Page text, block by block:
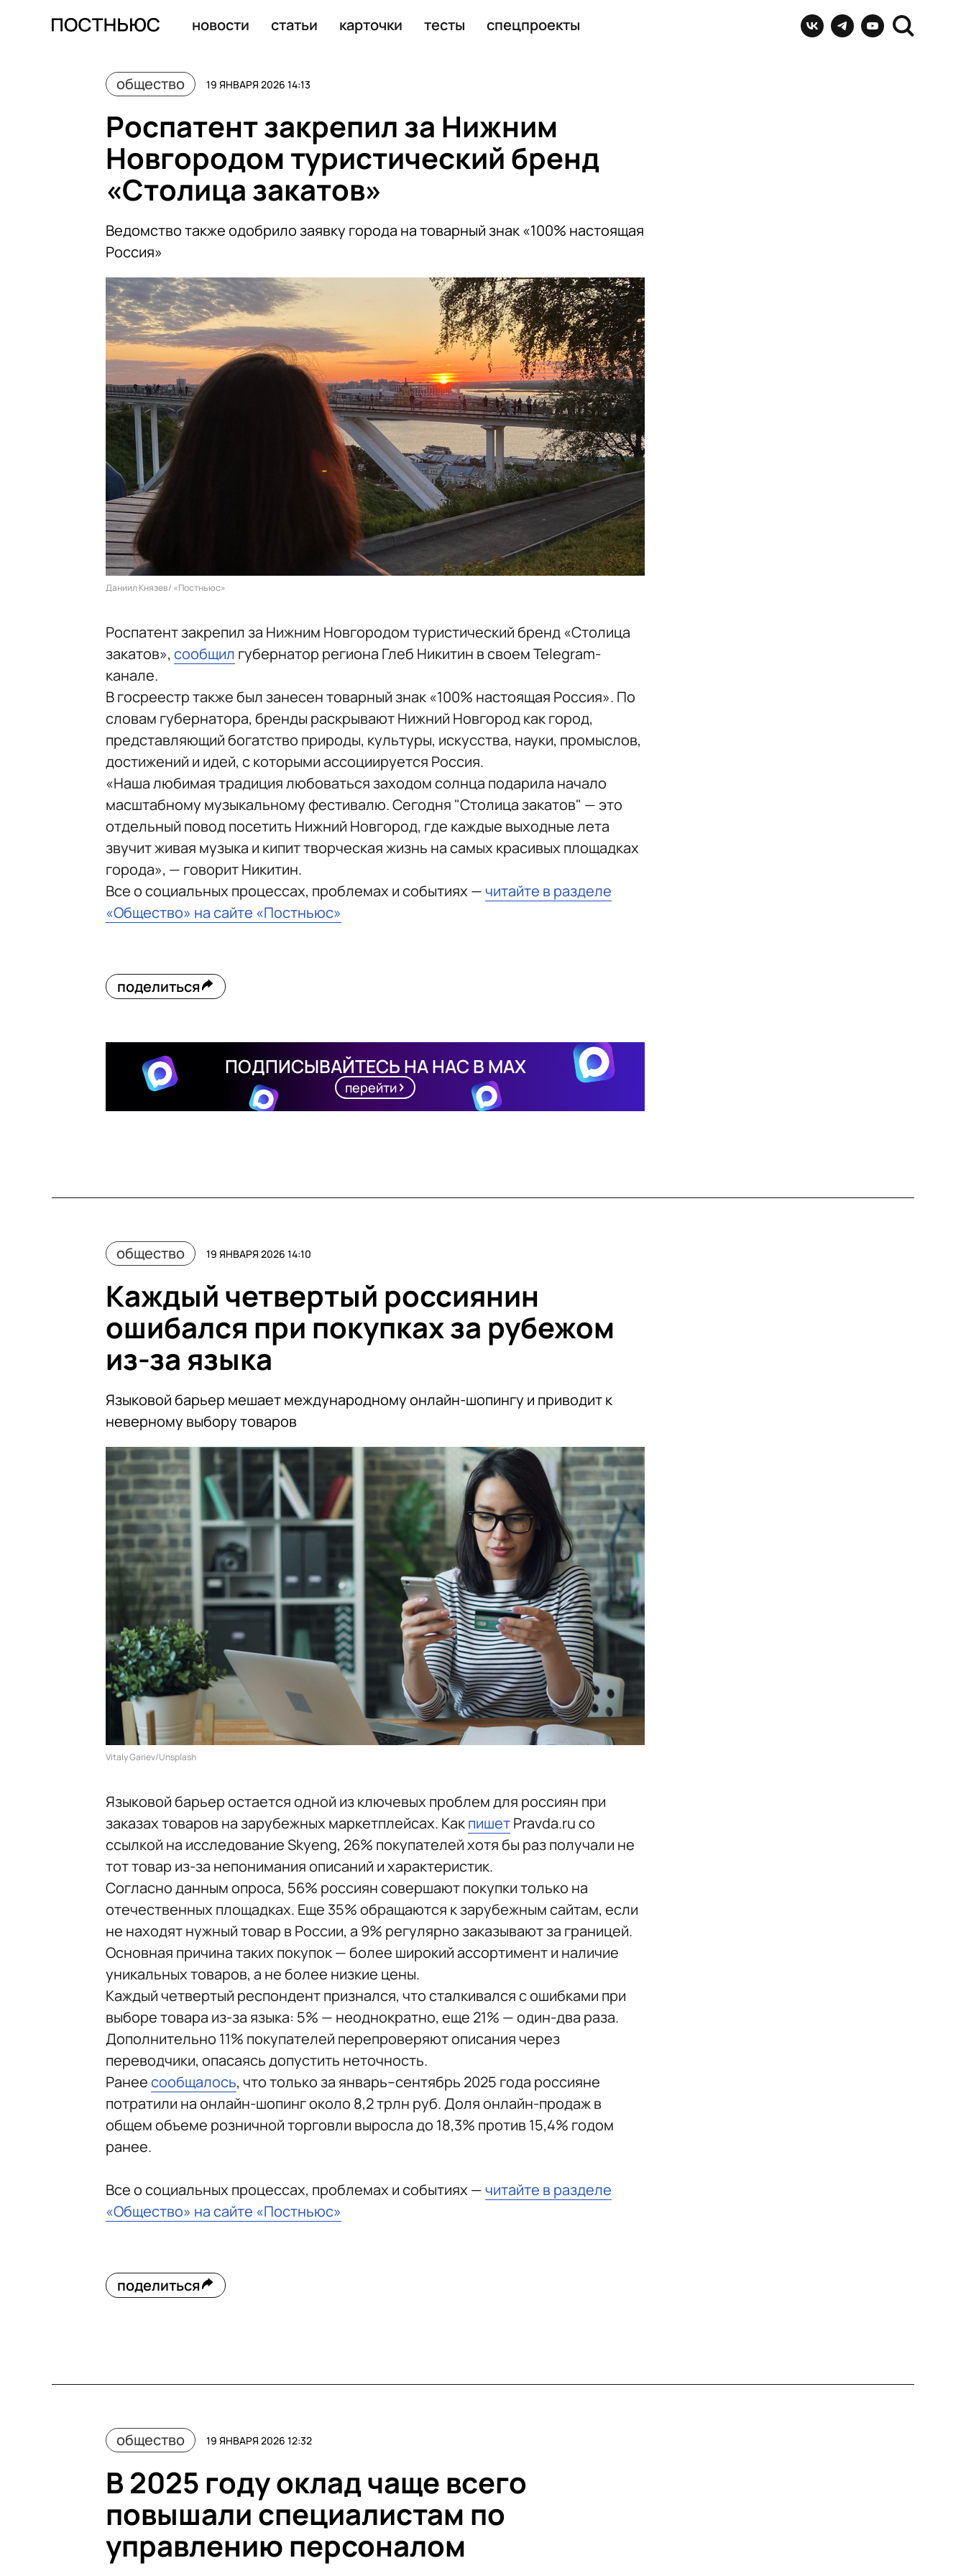
новости статьи карточки тесты спецпроекты
общество 19 ЯНВАРЯ 2026 14:13
Роспатент закрепил за Нижним
Новгородом туристический бренд
«Столица закатов»
Ведомство также одобрило заявку города на товарный знак «100% настоящая
Россия»
Даниил Князев/ «Постньюс»
Роспатент закрепил за Нижним Новгородом туристический бренд «Столица
закатов», сообщил губернатор региона Глеб Никитин в своем Telegram-
канале.
В госреестр также был занесен товарный знак «100% настоящая Россия». По
словам губернатора, бренды раскрывают Нижний Новгород как город,
представляющий богатство природы, культуры, искусства, науки, промыслов,
достижений и идей, с которыми ассоциируется Россия.
«Наша любимая традиция любоваться заходом солнца подарила начало
масштабному музыкальному фестивалю. Сегодня "Столица закатов" — это
отдельный повод посетить Нижний Новгород, где каждые выходные лета
звучит живая музыка и кипит творческая жизнь на самых красивых площадках
города», — говорит Никитин.
Все о социальных процессах, проблемах и событиях —читайте в разделе
«Общество» на сайте «Постньюс»
поделиться
ПОДПИСЫВАЙТЕСЬ НА НАС В MAX
перейти
общество 19 ЯНВАРЯ 2026 14:10
Каждый четвертый россиянин
ошибался при покупках за рубежом
из-за языка
Языковой барьер мешает международному онлайн-шопингу и приводит к
неверному выбору товаров
Vitaly Gariev/Unsplash
Языковой барьер остается одной из ключевых проблем для россиян при
заказах товаров на зарубежных маркетплейсах. КакпишетPravda.ru со
ссылкой на исследование Skyeng, 26% покупателей хотя бы раз получали не
тот товар из-за непонимания описаний и характеристик.
Согласно данным опроса, 56% россиян совершают покупки только на
отечественных площадках. Еще 35% обращаются к зарубежным сайтам, если
не находят нужный товар в России, а 9% регулярно заказывают за границей.
Основная причина таких покупок — более широкий ассортимент и наличие
уникальных товаров, а не более низкие цены.
Каждый четвертый респондент признался, что сталкивался с ошибками при
выборе товара из-за языка: 5% — неоднократно, еще 21% — один-два раза.
Дополнительно 11% покупателей перепроверяют описания через
переводчики, опасаясь допустить неточность.
Ранеесообщалось, что только за январь–сентябрь 2025 года россияне
потратили на онлайн-шопинг около 8,2 трлн руб. Доля онлайн-продаж в
общем объеме розничной торговли выросла до 18,3% против 15,4% годом
ранее.
Все о социальных процессах, проблемах и событиях —читайте в разделе
«Общество» на сайте «Постньюс»
поделиться
общество 19 ЯНВАРЯ 2026 12:32
В 2025 году оклад чаще всего
повышали специалистам по
управлению персоналом